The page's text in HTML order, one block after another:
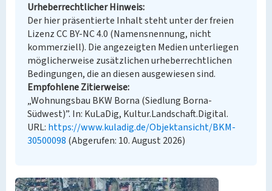
Urheberrechtlicher Hinweis
Der hier präsentierte Inhalt steht unter der freien
Lizenz CC BY-NC 4.0 (Namensnennung, nicht
kommerziell). Die angezeigten Medien unterliegen
möglicherweise zusätzlichen urheberrechtlichen
Bedingungen, die an diesen ausgewiesen sind.
Empfohlene Zitierweise
„Wohnungsbau BKW Borna (Siedlung Borna-
Südwest)”. In: KuLaDig, Kultur.Landschaft.Digital.
URL: https://www.kuladig.de/Objektansicht/BKM-
30500098 (Abgerufen: 10. August 2026)